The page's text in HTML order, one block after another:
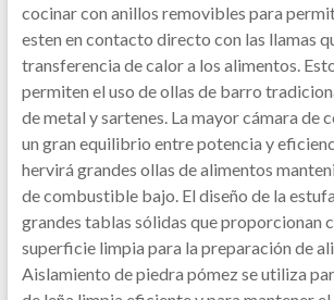
cocinar con anillos removibles para
esten en contacto directo con las llamas
transferencia de calor a los alimentos.
permiten el uso de ollas de barro
de metal y sartenes. La mayor cámara de
un gran equilibrio entre potencia y
hervirá grandes ollas de alimentos
de combustible bajo. El diseño de la
grandes tablas sólidas que proporcionan
superficie limpia para la preparación de
Aislamiento de piedra pómez se utiliza